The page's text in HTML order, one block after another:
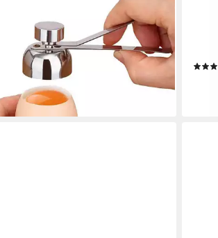
Eierschneider Eieröffner Edelstahl
Cutter für Weiche und Hartgekochte
Eier, (1-tlg)
16,68 €
UVP 20,01 €
in 3 Wochen